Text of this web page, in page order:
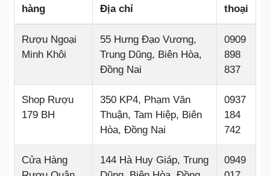
hàng
Địa chỉ
thoại
Rượu Ngoại
Minh Khôi
55 Hưng Đạo Vương,
Trung Dũng, Biên Hòa,
Đồng Nai
0909
898
837
Shop Rượu
179 BH
350 KP4, Phạm Văn
Thuận, Tam Hiệp, Biên
Hòa, Đồng Nai
0937
184
742
Cửa Hàng
144 Hà Huy Giáp, Trung
0949